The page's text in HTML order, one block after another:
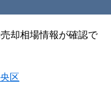
却相場情報が確認で
区